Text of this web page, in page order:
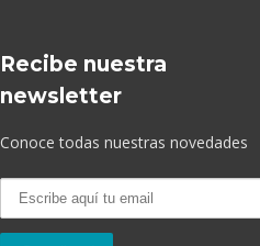
Recibe nuestra
newsletter
Conoce todas nuestras novedades